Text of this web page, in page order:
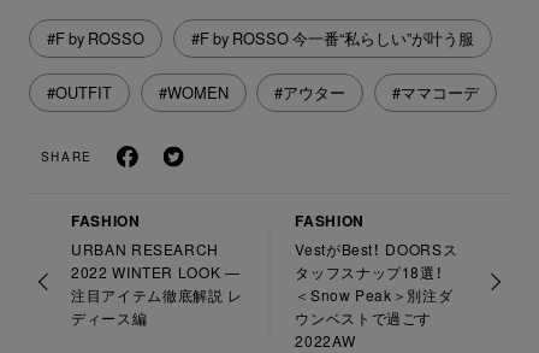
#F by ROSSO #F by ROSSO 今一番“私らしい”が叶う服
#OUTFIT #WOMEN #アウター #ママコーデ
SHARE
FASHION
URBAN RESEARCH
2022 WINTER LOOK —
注目アイテム徹底解説 レ
ディース編
FASHION
VestがBest！ DOORSス
タッフスナップ18選！
＜Snow Peak＞別注ダ
ウンベストで過ごす
2022AW